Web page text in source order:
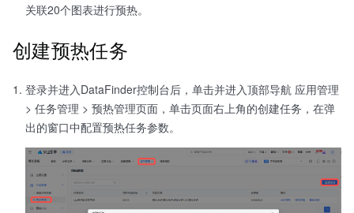
关联20个图表进行预热。
创建预热任务
登录并进入DataFinder控制台后，单击并进入顶部导航 应用管理
> 任务管理 > 预热管理页面，单击页面右上角的创建任务，在弹
出的窗口中配置预热任务参数。